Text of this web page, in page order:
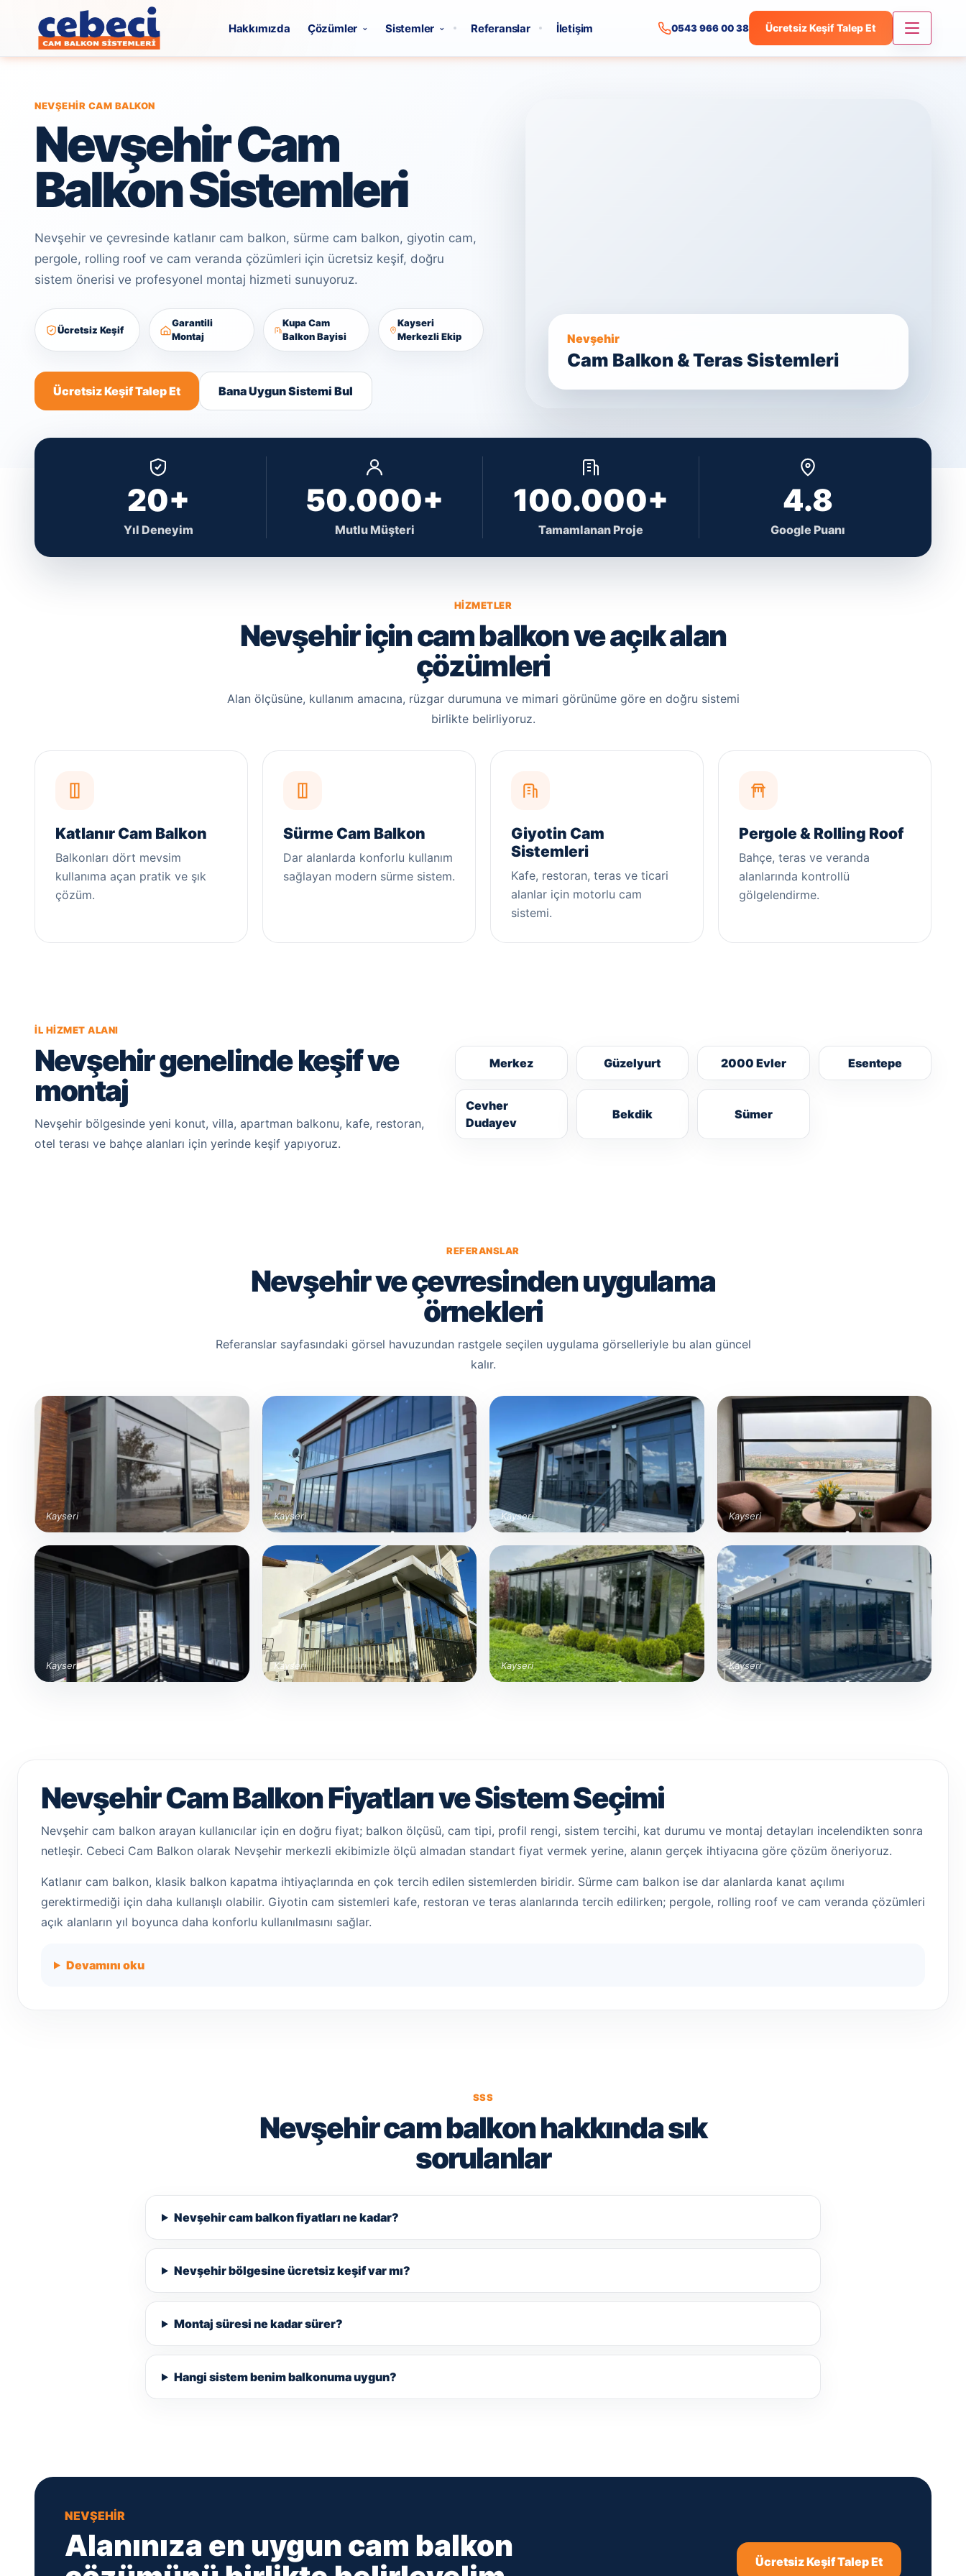
Hakkımızda Çözümler Sistemler Referanslar İletişim 0543 966 00 38 Ücretsiz Keşif Talep Et
NEVŞEHIR CAM BALKON
Nevşehir Cam
Balkon Sistemleri
Nevşehir ve çevresinde katlanır cam balkon, sürme cam balkon, giyotin cam,
pergole, rolling roof ve cam veranda çözümleri için ücretsiz keşif, doğru
sistem önerisi ve profesyonel montaj hizmeti sunuyoruz.
Ücretsiz Keşif
Garantili
Montaj
Kupa Cam
Balkon Bayisi
Kayseri
Merkezli Ekip
Ücretsiz Keşif Talep Et Bana Uygun Sistemi Bul
Nevşehir
Cam Balkon & Teras Sistemleri
20+
Yıl Deneyim
50.000+
Mutlu Müşteri
100.000+
Tamamlanan Proje
4.8
Google Puanı
HIZMETLER
Nevşehir için cam balkon ve açık alan
çözümleri
Alan ölçüsüne, kullanım amacına, rüzgar durumuna ve mimari görünüme göre en doğru sistemi
birlikte belirliyoruz.
Katlanır Cam Balkon
Balkonları dört mevsim
kullanıma açan pratik ve şık
çözüm.
Sürme Cam Balkon
Dar alanlarda konforlu kullanım
sağlayan modern sürme sistem.
Giyotin Cam
Sistemleri
Kafe, restoran, teras ve ticari
alanlar için motorlu cam
sistemi.
Pergole & Rolling Roof
Bahçe, teras ve veranda
alanlarında kontrollü
gölgelendirme.
İL HIZMET ALANI
Nevşehir genelinde keşif ve
montaj
Nevşehir bölgesinde yeni konut, villa, apartman balkonu, kafe, restoran,
otel terası ve bahçe alanları için yerinde keşif yapıyoruz.
Merkez Güzelyurt 2000 Evler Esentepe
Cevher
Dudayev
Bekdik Sümer
REFERANSLAR
Nevşehir ve çevresinden uygulama
örnekleri
Referanslar sayfasındaki görsel havuzundan rastgele seçilen uygulama görselleriyle bu alan güncel
kalır.
Kayseri Kayseri Kayseri Kayseri
Kayseri Kayseri Kayseri Kayseri
Nevşehir Cam Balkon Fiyatları ve Sistem Seçimi
Nevşehir cam balkon arayan kullanıcılar için en doğru fiyat; balkon ölçüsü, cam tipi, profil rengi, sistem tercihi, kat durumu ve montaj detayları incelendikten sonra
netleşir. Cebeci Cam Balkon olarak Nevşehir merkezli ekibimizle ölçü almadan standart fiyat vermek yerine, alanın gerçek ihtiyacına göre çözüm öneriyoruz.
Katlanır cam balkon, klasik balkon kapatma ihtiyaçlarında en çok tercih edilen sistemlerden biridir. Sürme cam balkon ise dar alanlarda kanat açılımı
gerektirmediği için daha kullanışlı olabilir. Giyotin cam sistemleri kafe, restoran ve teras alanlarında tercih edilirken; pergole, rolling roof ve cam veranda çözümleri
açık alanların yıl boyunca daha konforlu kullanılmasını sağlar.
Devamını oku
SSS
Nevşehir cam balkon hakkında sık
sorulanlar
Nevşehir cam balkon fiyatları ne kadar?
Nevşehir bölgesine ücretsiz keşif var mı?
Montaj süresi ne kadar sürer?
Hangi sistem benim balkonuma uygun?
NEVŞEHIR
Alanınıza en uygun cam balkon
Ücretsiz Keşif Talep Et